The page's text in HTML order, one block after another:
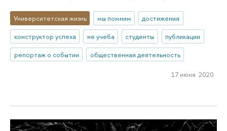
Университетская жизнь мы помним
достижения
конструктор успеха
не учеба студенты
публикации
репортаж о событии
общественная деятельность
17 июня 2020